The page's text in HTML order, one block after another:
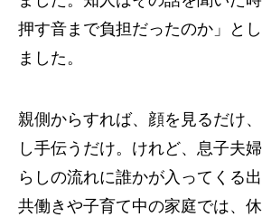
押す音まで負担だったのか」と
ました。
親側からすれば、顔を見るだけ
し手伝うだけ。けれど、息子夫
らしの流れに誰かが入ってくる
共働きや子育て中の家庭では、